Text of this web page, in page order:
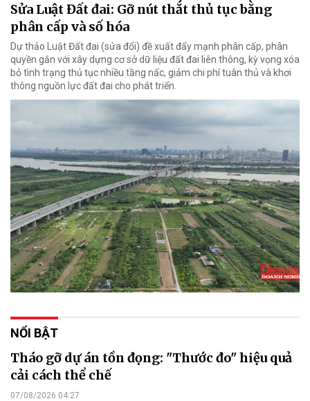
Sửa Luật Đất đai: Gỡ nút thắt thủ tục bằng
phân cấp và số hóa
Dự thảo Luật Đất đai (sửa đổi) đề xuất đẩy mạnh phân cấp, phân
quyền gắn với xây dựng cơ sở dữ liệu đất đai liên thông, kỳ vọng xóa
bỏ tình trạng thủ tục nhiều tầng nấc, giảm chi phí tuân thủ và khơi
thông nguồn lực đất đai cho phát triển.
NỔI BẬT
Tháo gỡ dự án tồn đọng: "Thước đo" hiệu quả
cải cách thể chế
07/08/2026 04:27